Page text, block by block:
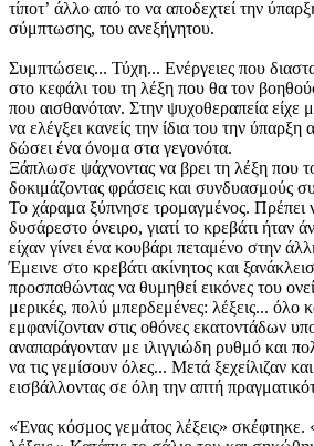
τίποτʼ άλλο από το να αποδεχτεί την
σύμπτωσης, του ανεξήγητου.
Συμπτώσεις... Τύχη... Ενέργειες που
στο κεφάλι του τη λέξη που θα τον
που αισθανόταν. Στην ψυχοθεραπεία είχε
να ελέγξει κανείς την ίδια του την
δώσει ένα όνομα στα γεγονότα.
Ξάπλωσε ψάχνοντας να βρει τη λέξη που
δοκιμάζοντας φράσεις και συνδυασμούς
Το χάραμα ξύπνησε τρομαγμένος. Πρέπει
δυσάρεστο όνειρο, γιατί το κρεβάτι ήταν
είχαν γίνει ένα κουβάρι πεταμένο στην
Έμεινε στο κρεβάτι ακίνητος και
προσπαθώντας να θυμηθεί εικόνες του
μερικές, πολύ μπερδεμένες: λέξεις... όλο
εμφανίζονταν στις οθόνες εκατοντάδων
αναπαράγονταν με ιλιγγιώδη ρυθμό και
να τις γεμίσουν όλες... Μετά ξεχείλιζαν
εισβάλλοντας σε όλη την απτή
«Ένας κόσμος γεμάτος λέξεις»